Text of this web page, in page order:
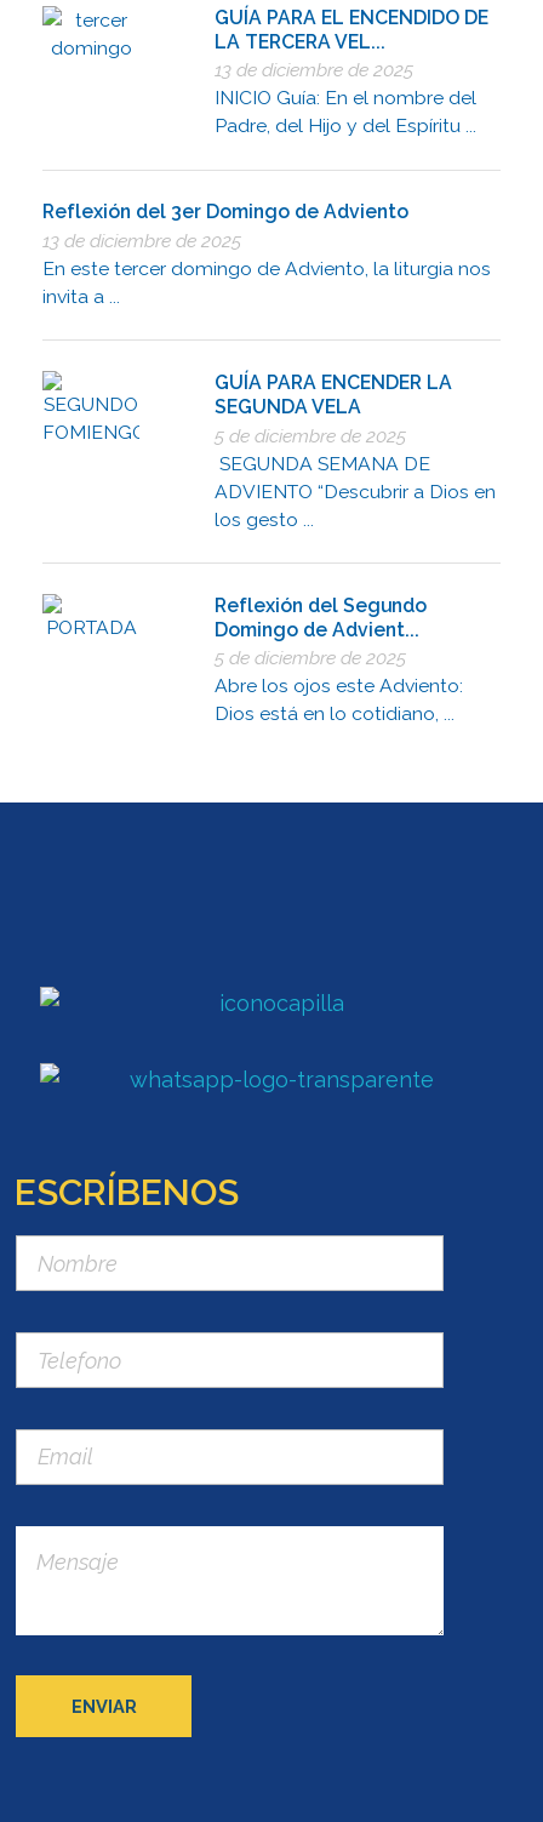
GUÍA PARA EL ENCENDIDO DE
LA TERCERA VEL...
13 de diciembre de 2025
INICIO Guía: En el nombre del
Padre, del Hijo y del Espíritu ...
Reflexión del 3er Domingo de Adviento
13 de diciembre de 2025
En este tercer domingo de Adviento, la liturgia nos
invita a ...
GUÍA PARA ENCENDER LA
SEGUNDA VELA
5 de diciembre de 2025
SEGUNDA SEMANA DE
ADVIENTO “Descubrir a Dios en
los gesto ...
Reflexión del Segundo
Domingo de Advient...
5 de diciembre de 2025
Abre los ojos este Adviento:
Dios está en lo cotidiano, ...
ESCRÍBENOS